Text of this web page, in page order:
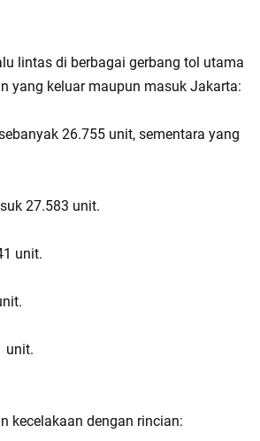
lintas di berbagai gerbang tol utama
yang keluar maupun masuk Jakarta:
26.755 unit, sementara yang
27.583 unit.
unit.
unit.
kecelakaan dengan rincian: